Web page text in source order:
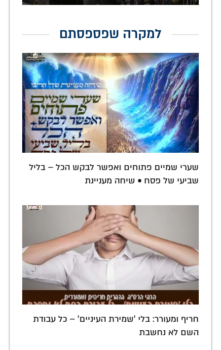
למקרה שפספסתם
שערי שמיים פתוחים ואפשר לבקש הכל – בליל
שביעי של פסח • שיחה מעניינת
חריף ומעורר: בלי 'שמירת העיניים' – כל עבודת
השם לא נחשבת